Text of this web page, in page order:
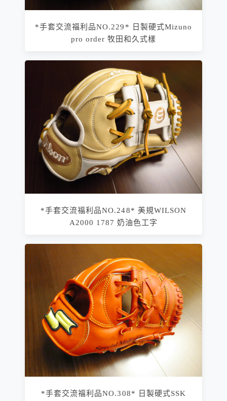
*手套交流福利品NO.229* 日製硬式Mizuno
pro order 牧田和久式樣
*手套交流福利品NO.248* 美規WILSON
A2000 1787 奶油色工字
*手套交流福利品NO.308* 日製硬式SSK